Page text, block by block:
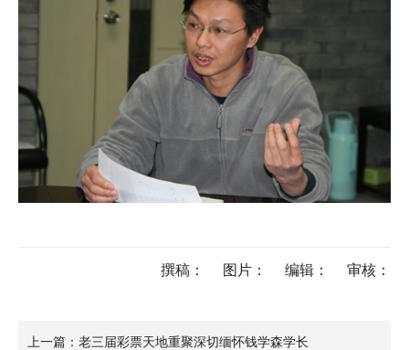
撰稿： 图片： 编辑： 审核：
上一篇：老三届彩票天地重聚深切缅怀钱学森学长